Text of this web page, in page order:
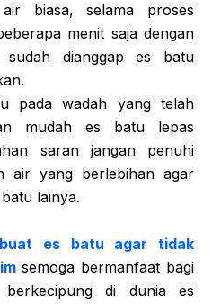
biasa, selama proses
menit saja dengan
dianggap es batu
pada wadah yang telah
mudah es batu lepas
saran jangan penuhi
air yang berlebihan agar
lainya.
es batu agar tidak
semoga bermanfaat bagi
di dunia es